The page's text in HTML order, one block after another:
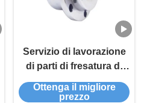
Servizio di lavorazione
di parti di fresatura di
alluminio
Ottenga il migliore
prezzo